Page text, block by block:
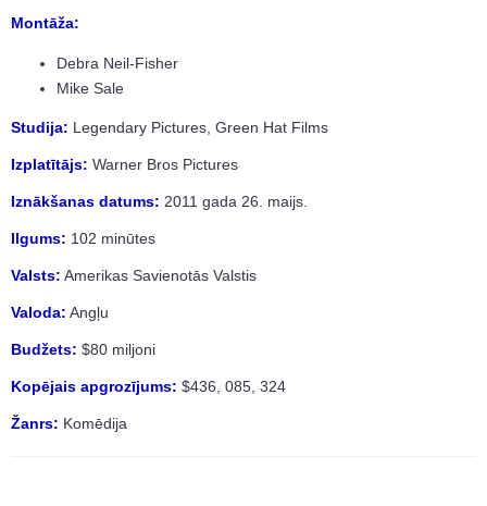
Montāža:
Debra Neil-Fisher
Mike Sale
Studija: Legendary Pictures, Green Hat Films
Izplatītājs: Warner Bros Pictures
Iznākšanas datums: 2011 gada 26. maijs.
Ilgums: 102 minūtes
Valsts: Amerikas Savienotās Valstis
Valoda: Angļu
Budžets: $80 miljoni
Kopējais apgrozījums: $436, 085, 324
Žanrs: Komēdija